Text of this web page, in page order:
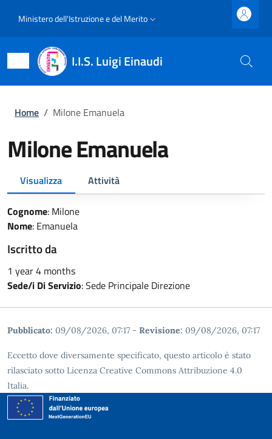
Slim top
Ministero dell'Istruzione e del Merito
I.I.S. Luigi Einaudi
Briciole di pane
Home / Milone Emanuela
Milone Emanuela
Primary tabs
Visualizza Attività
Cognome: Milone
Nome: Emanuela
Iscritto da
1 year 4 months
Sede/i Di Servizio:Sede Principale Direzione
Pubblicato: 09/08/2026, 07:17 - Revisione: 09/08/2026, 07:17
Eccetto dove diversamente specificato, questo articolo è stato
rilasciato sotto Licenza Creative Commons Attribuzione 4.0
Italia.